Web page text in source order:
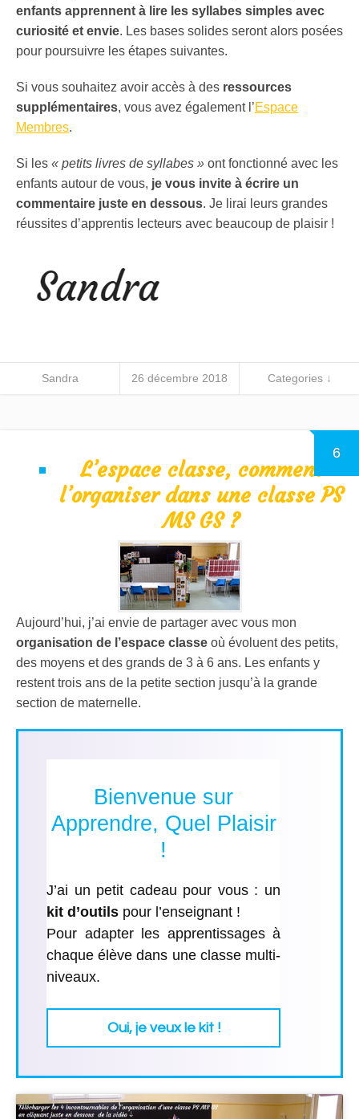
enfants apprennent à lire les syllabes simples avec
curiosité et envie. Les bases solides seront alors posées
pour poursuivre les étapes suivantes.
Si vous souhaitez avoir accès à des ressources
supplémentaires, vous avez également l’Espace
Membres.
Si les « petits livres de syllabes » ont fonctionné avec les
enfants autour de vous, je vous invite à écrire un
commentaire juste en dessous. Je lirai leurs grandes
réussites d’apprentis lecteurs avec beaucoup de plaisir !
Sandra 26 décembre 2018 Categories ↓
6
L’espace classe, comment
l’organiser dans une classe PS
MS GS ?
Aujourd’hui, j’ai envie de partager avec vous mon
organisation de l’espace classe où évoluent des petits,
des moyens et des grands de 3 à 6 ans. Les enfants y
restent trois ans de la petite section jusqu’à la grande
section de maternelle.
Bienvenue sur
Apprendre, Quel Plaisir
!
J’ai un petit cadeau pour vous : un
kit d’outils pour l’enseignant ​!
Pour adapter les apprentissages à
chaque élève dans une classe multi-
niveaux.
Oui, je veux le kit !